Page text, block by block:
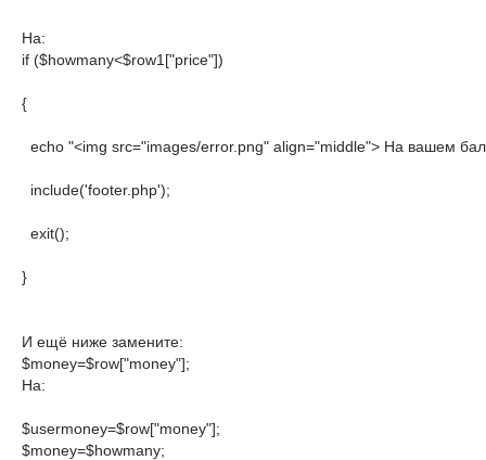
На:
if ($howmany<$row1["price"])
{
echo "<img src="images/error.png" align="middle"> На вашем
  include('footer.php');
  exit();
}
И ещё ниже замените:
$money=$row["money"];
На:
$usermoney=$row["money"];
$money=$howmany;